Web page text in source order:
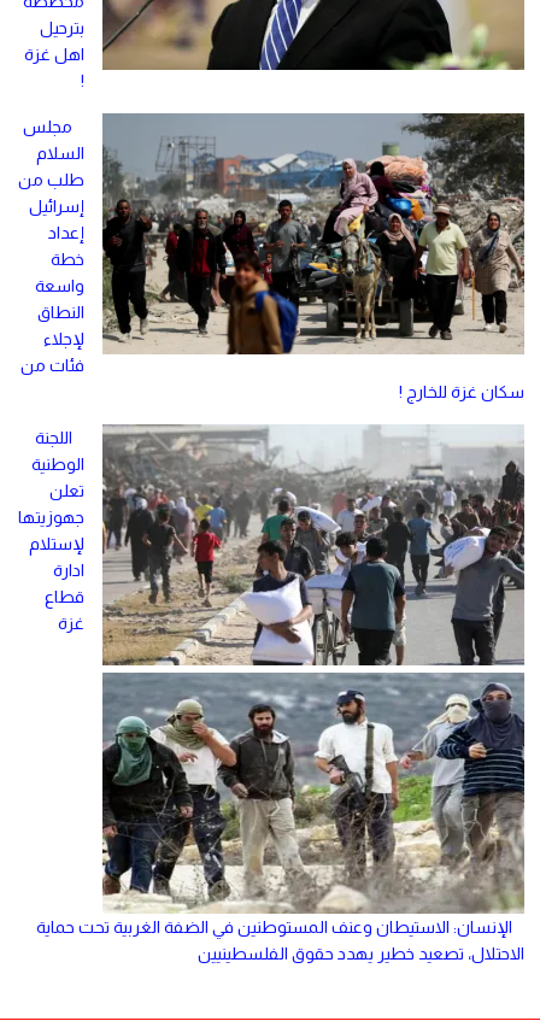
بترحيل
اهل غزة
!
مجلس
السلام
طلب من
إسرائيل
إعداد
خطة
واسعة
النطاق
لإجلاء
فئات من
سكان غزة للخارج !
اللجنة
الوطنية
تعلن
جهوزيتها
لإستلام
ادارة
قطاع
غزة
الإنسان: الاستيطان وعنف المستوطنين في الضفة الغربية تحت حماية
الاحتلال، تصعيد خطير يهدد حقوق الفلسطينيين